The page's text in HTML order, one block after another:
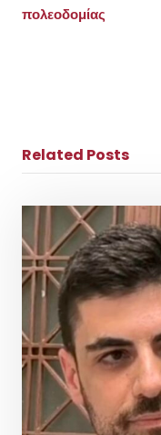
πολεοδομίας
Related Posts